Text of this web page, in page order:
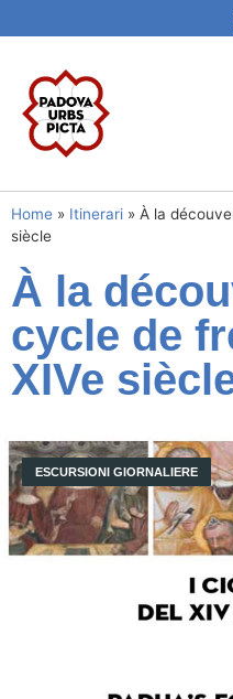
Home » Itinerari » À la
siècle
À la
cycle de
XIVe
ESCURSIONI GIORNALIERE